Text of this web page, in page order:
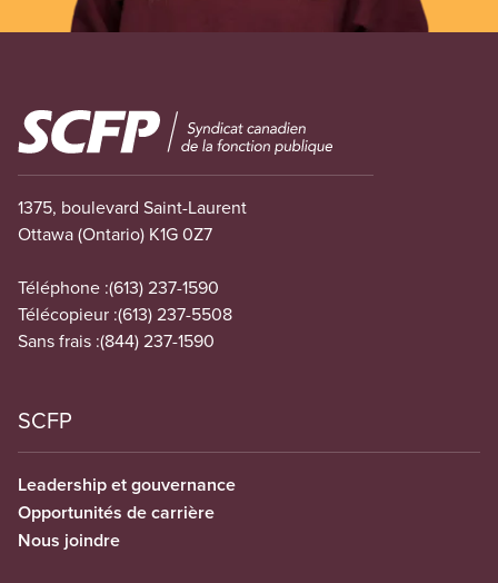
Image
1375, boulevard Saint-Laurent
Ottawa (Ontario) K1G 0Z7
Téléphone :(613) 237-1590
Télécopieur :(613) 237-5508
Sans frais :(844) 237-1590
SCFP
Leadership et gouvernance
Opportunités de carrière
Nous joindre